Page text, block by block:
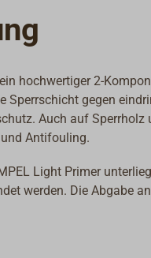
hochwertiger 2-
Sperrschicht gegen
Auch auf
Antifouling.
Light Primer
werden. Die Abgabe